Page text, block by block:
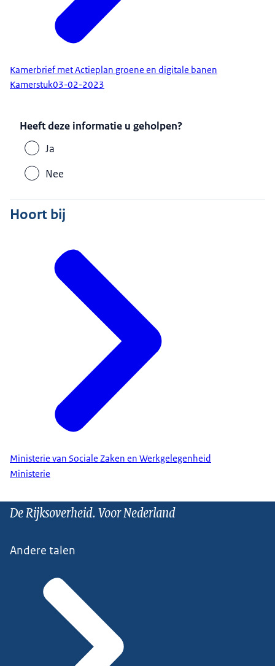
Kamerbrief met Actieplan groene en digitale banen
Kamerstuk03-02-2023
Heeft deze informatie u geholpen?
Ja
Nee
Hoort bij
Ministerie van Sociale Zaken en Werkgelegenheid
Ministerie
De Rijksoverheid. Voor Nederland
Andere talen